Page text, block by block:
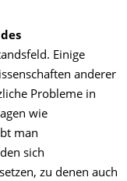
Einige
anderer
Probleme in
wie
man
sich
zu denen auch